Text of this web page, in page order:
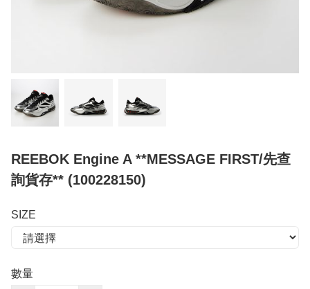
REEBOK Engine A **MESSAGE FIRST/先查
詢貨存** (100228150)
SIZE
數量